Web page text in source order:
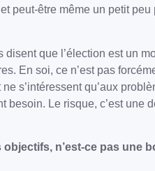
peut-être même un petit peu
que l’élection est un
En soi, ce n’est pas
s’intéressent qu’aux
besoin. Le risque, c’est une
n’est-ce pas une